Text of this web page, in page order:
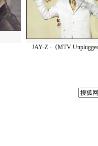
JAY-Z -《MTV